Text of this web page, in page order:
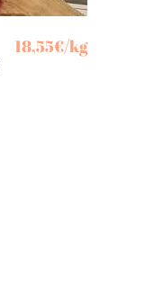
18,55€/kg